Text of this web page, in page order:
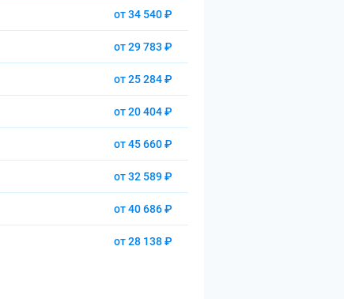
от 34 540 ₽
от 29 783 ₽
от 25 284 ₽
от 20 404 ₽
от 45 660 ₽
от 32 589 ₽
от 40 686 ₽
от 28 138 ₽